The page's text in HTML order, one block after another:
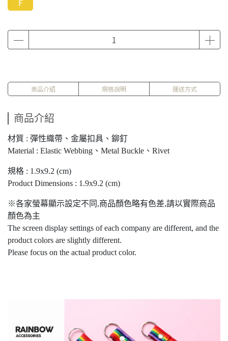
F
商品介紹 規格說明 運送方式
商品介紹
材質 : 彈性織帶、金屬扣具、鉚釘
Material : Elastic Webbing、Metal Buckle、Rivet
規格 : 1.9x9.2 (cm)
Product Dimensions : 1.9x9.2 (cm)
※各家螢幕顯示設定不同,商品顏色略有色差,請以實際商品
顏色為主
The screen display settings of each company are different, and the
product colors are slightly different.
Please focus on the actual product color.